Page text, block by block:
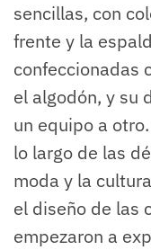
sencillas, con
frente y la
confeccionadas
el algodón, y su
un equipo a
lo largo de las
moda y la
el diseño de las
empezaron a